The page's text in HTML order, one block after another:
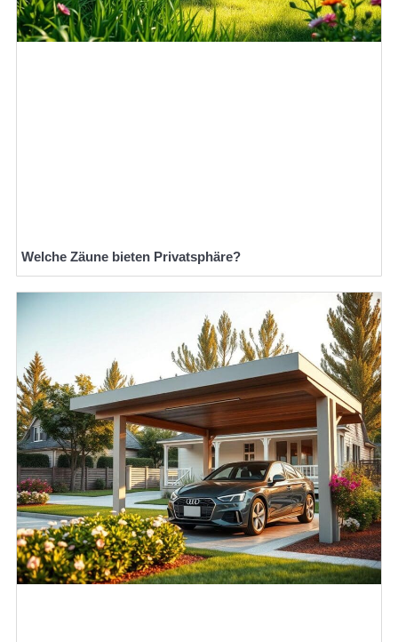
Welche Zäune bieten Privatsphäre?